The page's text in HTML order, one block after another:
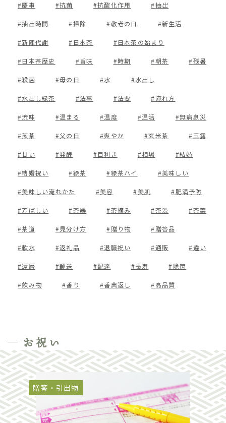
慶事 抗菌 抗酸化作用 抽出
抽出時間 掃除 敬老の日 新生活
新陳代謝 日本茶 日本茶の始まり
日本茶歴史 旨味 時期 朝茶 残暑
殺菌 母の日 水 水出し
水出し緑茶 法事 法要 淹れ方
渋味 温まる 温度 温活 無病息災
煎茶 父の日 爽やか 玄米茶 玉露
甘い 発酵 目利き 相場 結婚
結婚祝い 緑茶 緑茶ハイ 美味しい
美味しい淹れかた 美容 美肌 肥満予防
芳ばしい 茶器 茶摘み 茶渋 茶葉
茶道 見分け方 贈り物 贈答品
軟水 返礼品 退職祝い 通販 違い
還暦 郵送 配達 長寿 除菌
飲み物 香り 香典返し 高品質
お祝い
贈答・引出物